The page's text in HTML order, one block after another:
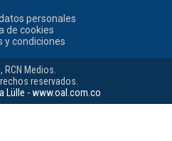
personales
de cookies
y condiciones
Medios.
reservados.
Lülle - www.oal.com.co